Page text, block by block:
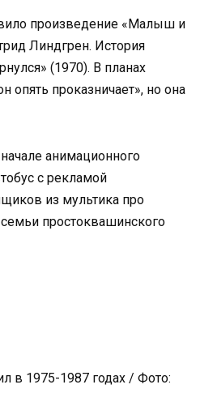
произведение «Малыш и
Линдгрен. История
(1970). В планах
проказничает», но она
анимационного
с рекламой
из мультика про
простоквашинского